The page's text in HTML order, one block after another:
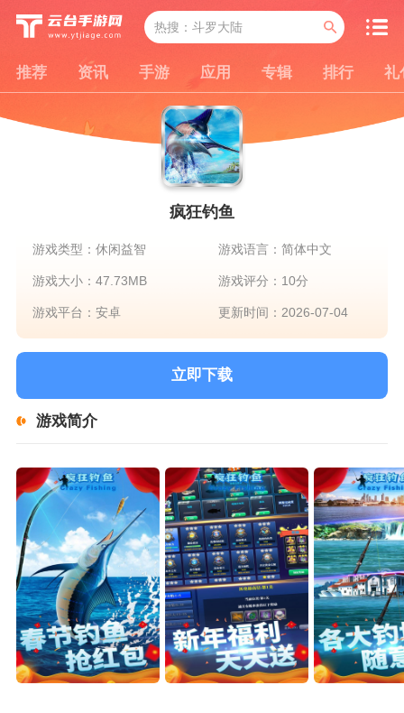
推荐 资讯 手游 应用 专辑 排行 礼
疯狂钓鱼
游戏类型：休闲益智 游戏语言：简体中文
游戏大小：47.73MB 游戏评分：10分
游戏平台：安卓 更新时间：2026-07-04
立即下载
游戏简介